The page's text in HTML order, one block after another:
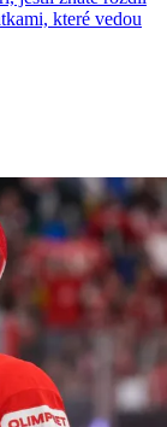
které vedou